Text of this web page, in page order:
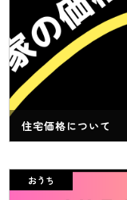
住宅価格について
おうち